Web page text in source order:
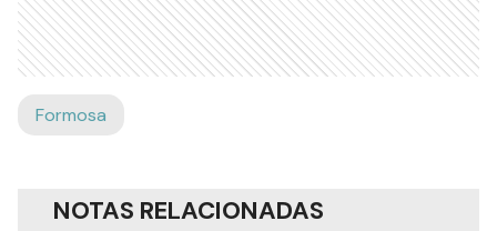
Formosa
NOTAS RELACIONADAS